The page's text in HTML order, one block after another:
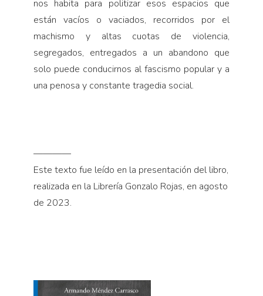
nos habita para politizar esos espacios que
están vacíos o vaciados, recorridos por el
machismo y altas cuotas de violencia,
segregados, entregados a un abandono que
solo puede conducirnos al fascismo popular y a
una penosa y constante tragedia social.
————
Este texto fue leído en la presentación del libro,
realizada en la Librería Gonzalo Rojas, en agosto
de 2023.